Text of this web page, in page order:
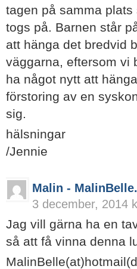
tagen på samma
togs på. Barnen står
att hänga det bredvid
väggarna, eftersom vi
ha något nytt att
förstoring av en
sig.
hälsningar
/Jennie
Malin -
3 december, 2014
Jag vill gärna ha en
så att få vinna denna